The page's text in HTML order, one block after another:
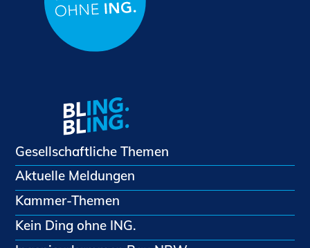
Gesellschaftliche Themen
Aktuelle Meldungen
Kammer-Themen
Kein Ding ohne ING.